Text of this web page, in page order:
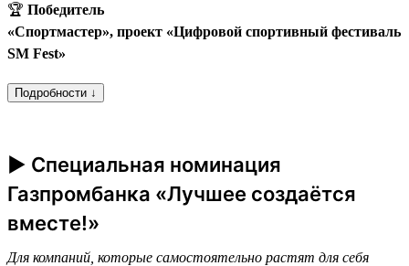
🏆 Победитель
«Спортмастер», проект «Цифровой спортивный фестиваль
SM Fest»
Подробности ↓
► Специальная номинация
Газпромбанка «Лучшее создаётся
вместе!»
Для компаний, которые самостоятельно растят для себя